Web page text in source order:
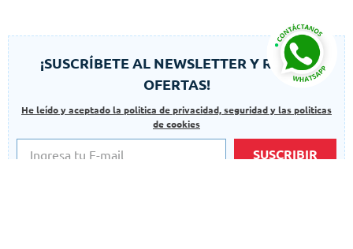
¡SUSCRÍBETE AL NEWSLETTER Y RECIBE
OFERTAS!
He leído y aceptado la politica de privacidad, seguridad y las politicas
de cookies
SUSCRIBIR